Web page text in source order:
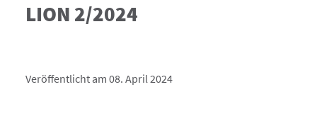
LION 2/2024
Veröffentlicht am 08. April 2024